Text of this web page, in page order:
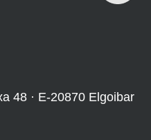
48 · E-20870 Elgoibar